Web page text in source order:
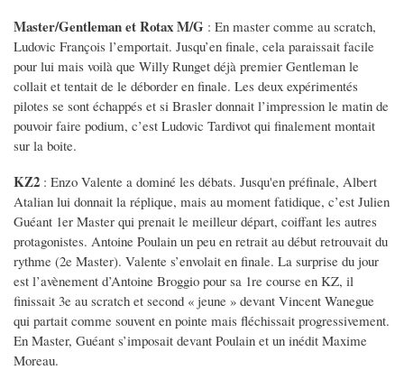
Master/Gentleman et Rotax M/G : En master comme au scratch,
Ludovic François l’emportait. Jusqu’en finale, cela paraissait facile
pour lui mais voilà que Willy Runget déjà premier Gentleman le
collait et tentait de le déborder en finale. Les deux expérimentés
pilotes se sont échappés et si Brasler donnait l’impression le matin de
pouvoir faire podium, c’est Ludovic Tardivot qui finalement montait
sur la boite.
KZ2 : Enzo Valente a dominé les débats. Jusqu'en préfinale, Albert
Atalian lui donnait la réplique, mais au moment fatidique, c’est Julien
Guéant 1er Master qui prenait le meilleur départ, coiffant les autres
protagonistes. Antoine Poulain un peu en retrait au début retrouvait du
rythme (2e Master). Valente s’envolait en finale. La surprise du jour
est l’avènement d’Antoine Broggio pour sa 1re course en KZ, il
finissait 3e au scratch et second « jeune » devant Vincent Wanegue
qui partait comme souvent en pointe mais fléchissait progressivement.
En Master, Guéant s’imposait devant Poulain et un inédit Maxime
Moreau.